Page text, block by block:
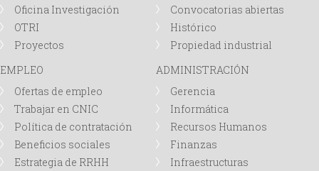
q
u
d
a
Oficina Investigación
OTRI
Proyectos
Convocatorias abiertas
Histórico
Propiedad industrial
EMPLEO
Ofertas de empleo
Trabajar en CNIC
Política de contratación
Beneficios sociales
Estrategia de RRHH
ADMINISTRACIÓN
Gerencia
Informática
Recursos Humanos
Finanzas
Infraestructuras